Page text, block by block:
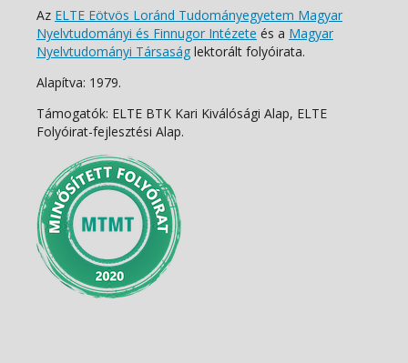
Az ELTE Eötvös Loránd Tudományegyetem Magyar
Nyelvtudományi és Finnugor Intézete és a Magyar
Nyelvtudományi Társaság lektorált folyóirata.
Alapítva: 1979.
Támogatók: ELTE BTK Kari Kiválósági Alap, ELTE
Folyóirat-fejlesztési Alap.